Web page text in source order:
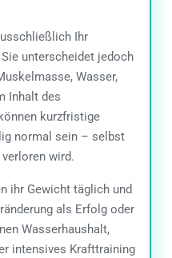
Ihr
unterscheidet jedoch
Wasser,
Inhalt des
kurzfristige
normal sein – selbst
wird.
ihr Gewicht täglich und
als Erfolg oder
Wasserhaushalt,
intensives Krafttraining